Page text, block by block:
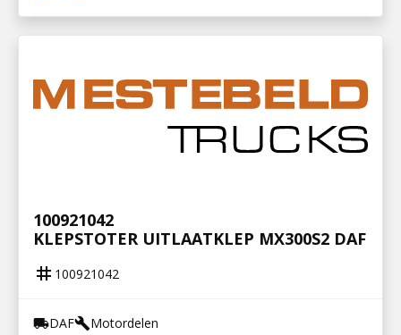
100921042
KLEPSTOTER UITLAATKLEP MX300S2 DAF
tag 100921042
local_shippingDAFbuildMotordelen